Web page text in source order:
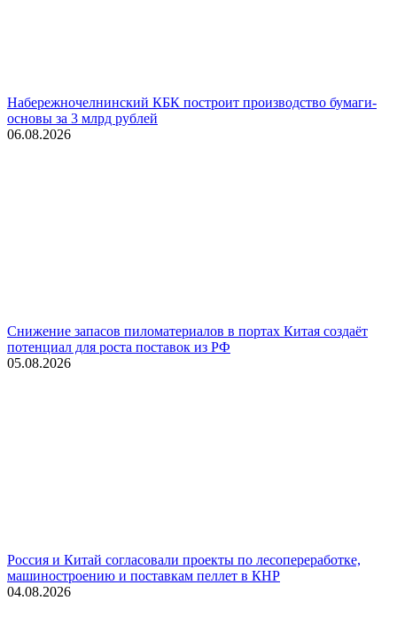
Набережночелнинский КБК построит производство бумаги-
основы за 3 млрд рублей
06.08.2026
Снижение запасов пиломатериалов в портах Китая создаёт
потенциал для роста поставок из РФ
05.08.2026
Россия и Китай согласовали проекты по лесопереработке,
машиностроению и поставкам пеллет в КНР
04.08.2026